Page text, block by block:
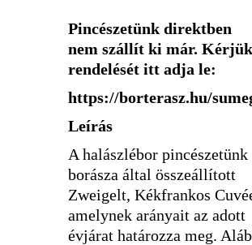
Pincészetünk direktben
nem szállít ki már. Kérjük
rendelését itt adja le:
https://borterasz.hu/
Leírás
A halászlébor pincészetünk
borásza által összeállított
Zweigelt, Kékfrankos
amelynek arányait az adott
évjárat határozza meg.